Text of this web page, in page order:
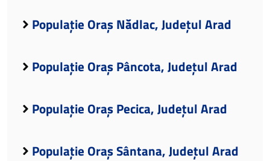
Populație Oraș Nădlac, Județul Arad
Populație Oraș Pâncota, Județul Arad
Populație Oraș Pecica, Județul Arad
Populație Oraș Sântana, Județul Arad